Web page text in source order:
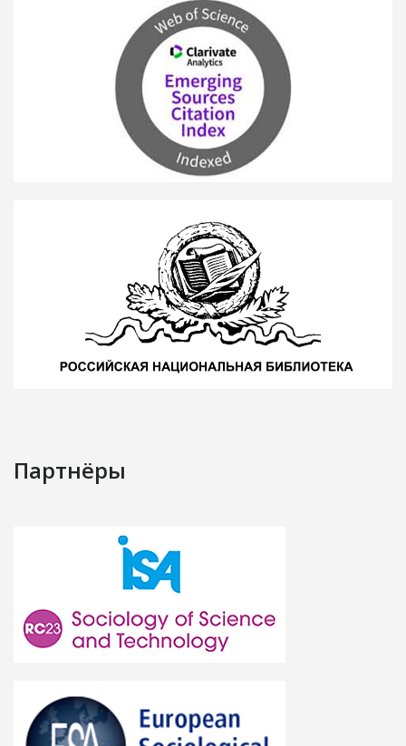
Партнёры